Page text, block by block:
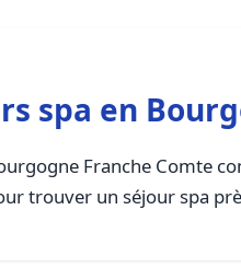
spa en
Franche Comte
trouver un séjour spa